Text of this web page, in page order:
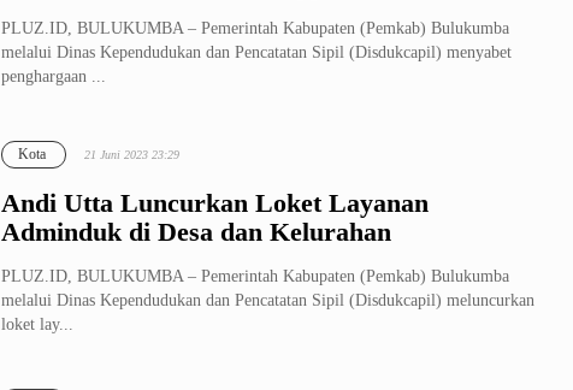
PLUZ.ID, BULUKUMBA – Pemerintah Kabupaten (Pemkab) Bulukumba
melalui Dinas Kependudukan dan Pencatatan Sipil (Disdukcapil) menyabet
penghargaan ...
Andi Utta Luncurkan Loket Layanan
Adminduk di Desa dan Kelurahan
Kota 21 Juni 2023 23:29
PLUZ.ID, BULUKUMBA – Pemerintah Kabupaten (Pemkab) Bulukumba
melalui Dinas Kependudukan dan Pencatatan Sipil (Disdukcapil) meluncurkan
loket lay...